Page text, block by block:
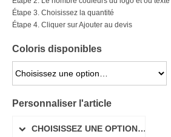
Lunettes de soleil
Porte-badge Tour de cou
Porte-clés personnalisé
Porte-monnaie Porte
Serviette Personnalisée
Étape 3. Choisissez la quantité
Étape 4. Cliquer sur Ajouter au devis
Coloris disponibles
CHOISISSEZ UNE OPTION…
Personnaliser l'article
CHOISISSEZ UNE OPTION…